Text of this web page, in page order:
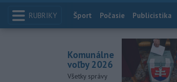
RUBRIKY Index
Šport Počasie Publicistika
Komunálne
voľby 2026
Všetky správy